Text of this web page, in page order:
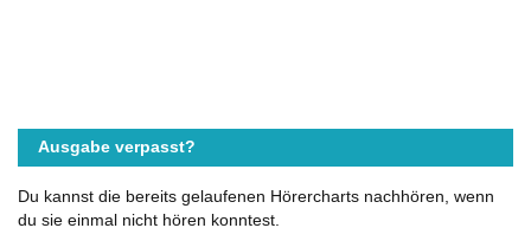
Ausgabe verpasst?
Du kannst die bereits gelaufenen Hörercharts nachhören, wenn
du sie einmal nicht hören konntest.